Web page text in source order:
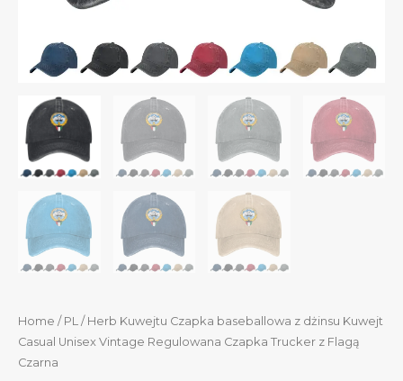
Home / PL / Herb Kuwejtu Czapka baseballowa z dżinsu Kuwejt
Casual Unisex Vintage Regulowana Czapka Trucker z Flagą
Czarna